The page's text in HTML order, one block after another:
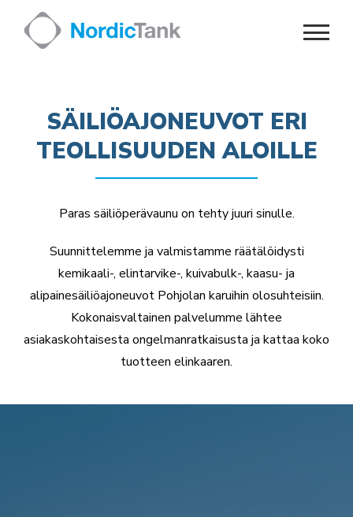
SÄILIÖAJONEUVOT ERI
TEOLLISUUDEN ALOILLE
Paras säiliöperävaunu on tehty juuri sinulle.
Suunnittelemme ja valmistamme räätälöidysti
kemikaali-, elintarvike-, kuivabulk-, kaasu- ja
alipainesäiliöajoneuvot Pohjolan karuihin olosuhteisiin.
Kokonaisvaltainen palvelumme lähtee
asiakaskohtaisesta ongelmanratkaisusta ja kattaa koko
tuotteen elinkaaren.